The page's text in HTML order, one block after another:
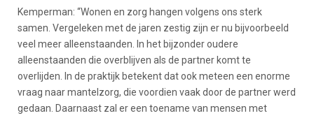
Kemperman: “Wonen en zorg hangen volgens ons sterk
samen. Vergeleken met de jaren zestig zijn er nu bijvoorbeeld
veel meer alleenstaanden. In het bijzonder oudere
alleenstaanden die overblijven als de partner komt te
overlijden. In de praktijk betekent dat ook meteen een enorme
vraag naar mantelzorg, die voordien vaak door de partner werd
gedaan. Daarnaast zal er een toename van mensen met